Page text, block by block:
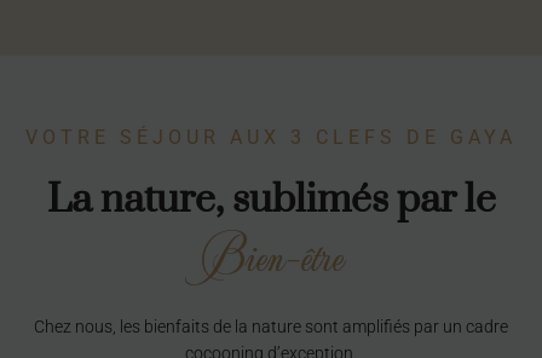
VOTRE SÉJOUR AUX 3 CLEFS DE GAYA
La nature, sublimés par le
Bien-être
Chez nous, les bienfaits de la nature sont amplifiés par un cadre
cocooning d’exception.